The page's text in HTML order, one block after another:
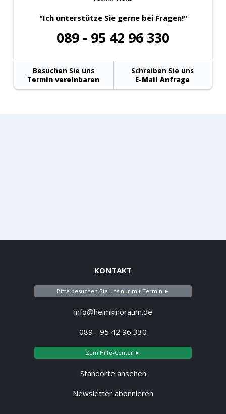
"Ich unterstütze Sie gerne bei Fragen!"
089 - 95 42 96 330
Besuchen Sie uns
Termin vereinbaren
Schreiben Sie uns
E-Mail Anfrage
KONTAKT
Bitte besuchen Sie uns nur mit Termin ►
info@heimkinoraum.de
089 - 95 42 96 330
Zum Hilfe-Center ►
Standorte ansehen
Newsletter abonnieren